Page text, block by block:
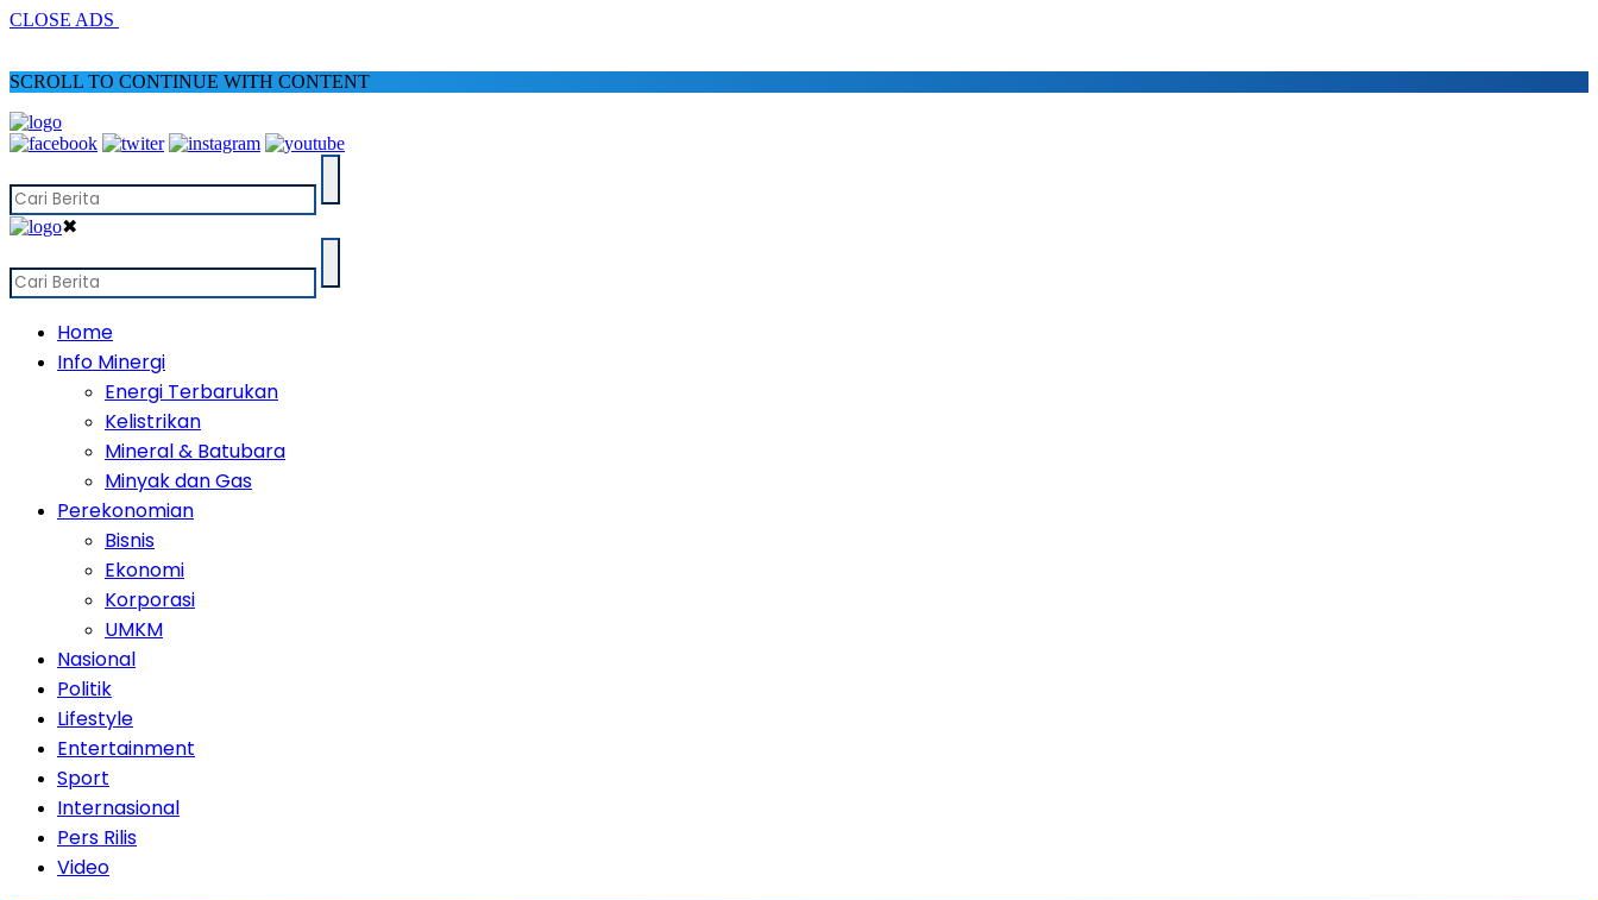
CLOSE ADS
SCROLL TO CONTINUE WITH CONTENT
✖
Home
Info Minergi
Energi Terbarukan
Kelistrikan
Mineral & Batubara
Minyak dan Gas
Perekonomian
Bisnis
Ekonomi
Korporasi
UMKM
Nasional
Politik
Lifestyle
Entertainment
Sport
Internasional
Pers Rilis
Video